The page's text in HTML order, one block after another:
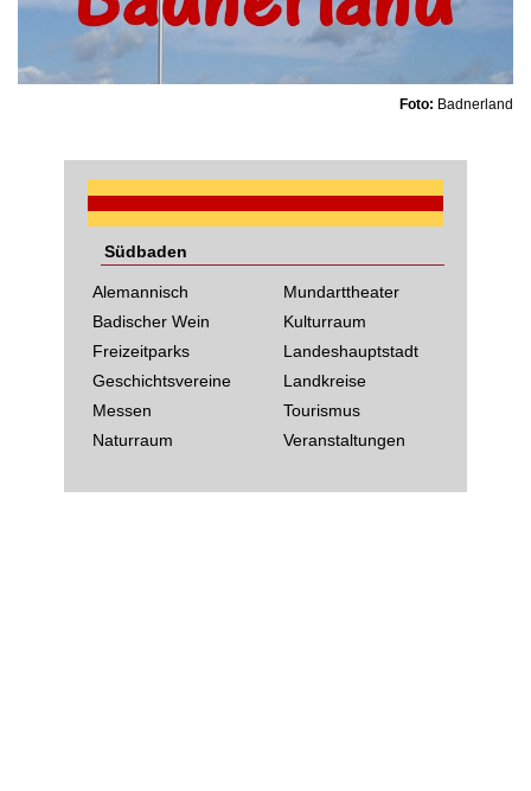
Foto: Badnerland
Südbaden
Alemannisch
Badischer Wein
Freizeitparks
Geschichtsvereine
Messen
Naturraum
Mundarttheater
Kulturraum
Landeshauptstadt
Landkreise
Tourismus
Veranstaltungen